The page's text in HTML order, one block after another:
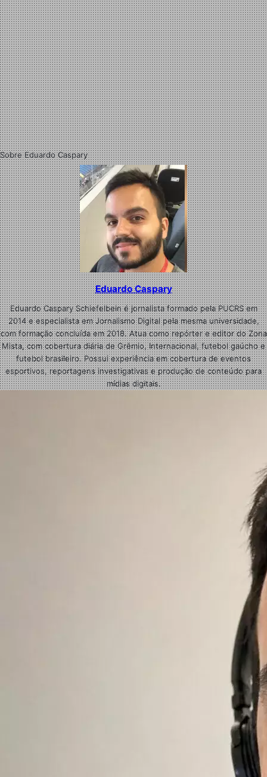
Sobre Eduardo Caspary
Eduardo Caspary
Eduardo Caspary Schiefelbein é jornalista formado pela PUCRS em
2014 e especialista em Jornalismo Digital pela mesma universidade,
com formação concluída em 2018. Atua como repórter e editor do Zona
Mista, com cobertura diária de Grêmio, Internacional, futebol gaúcho e
futebol brasileiro. Possui experiência em cobertura de eventos
esportivos, reportagens investigativas e produção de conteúdo para
mídias digitais.